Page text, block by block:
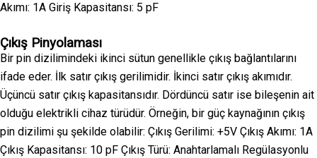
Akımı: 1A Giriş Kapasitansı: 5 pF
Çıkış Pinyolaması
Bir pin dizilimindeki ikinci sütun genellikle çıkış bağlantılarını
ifade eder. İlk satır çıkış gerilimidir. İkinci satır çıkış akımıdır.
Üçüncü satır çıkış kapasitansıdır. Dördüncü satır ise bileşenin ait
olduğu elektrikli cihaz türüdür. Örneğin, bir güç kaynağının çıkış
pin dizilimi şu şekilde olabilir: Çıkış Gerilimi: +5V Çıkış Akımı: 1A
Çıkış Kapasitansı: 10 pF Çıkış Türü: Anahtarlamalı Regülasyonlu